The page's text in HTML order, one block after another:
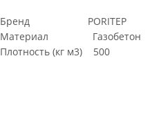
Бренд PORITEP
Материал Газобетон
Плотность (кг м3) 500